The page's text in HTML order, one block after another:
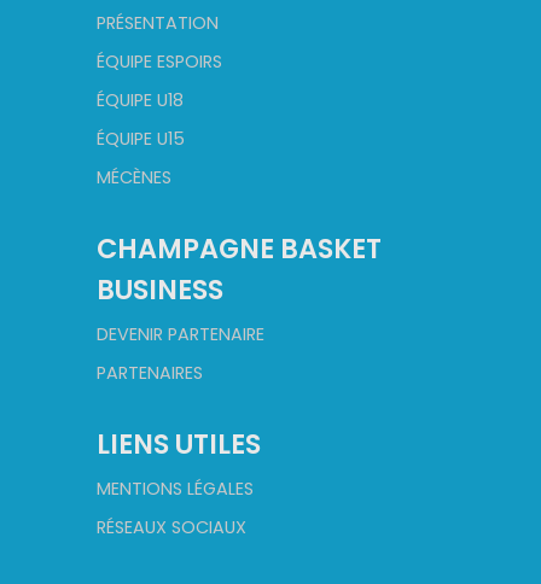
PRÉSENTATION
ÉQUIPE ESPOIRS
ÉQUIPE U18
ÉQUIPE U15
MÉCÈNES
CHAMPAGNE BASKET
BUSINESS
DEVENIR PARTENAIRE
PARTENAIRES
LIENS UTILES
MENTIONS LÉGALES
RÉSEAUX SOCIAUX